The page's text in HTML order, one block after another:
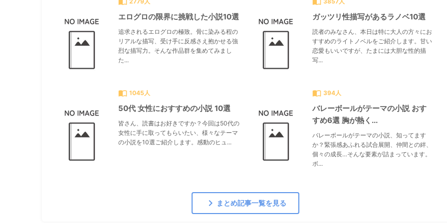
エログロの限界に挑戦した小説10選
追求されるエログロの極致。骨に染みる程の
リアルな描写、受け手に反感さえ抱かせる強
烈な描写力。そんな作品群を集めてみまし
た...
ガッツリ性描写があるラノベ10選
読者のみなさん、本日は特に大人の方々にお
すすめのライトノベルをご紹介します。甘い
恋愛もいいですが、たまには大胆な性的描
写...
import_contacts 1045人
50代 女性におすすめの小説 10選
皆さん、読書はお好きですか？今回は50代の
女性に手に取ってもらいたい、様々なテーマ
の小説を10選ご紹介します。感動のヒュ...
import_contacts 394人
バレーボールがテーマの小説 おす
すめ6選 胸が熱く...
バレーボールがテーマの小説、知ってます
か？緊張感あふれる試合展開、仲間との絆、
個々の成長…そんな要素が詰まっています。
ボ...
chevron_right まとめ記事一覧を見る